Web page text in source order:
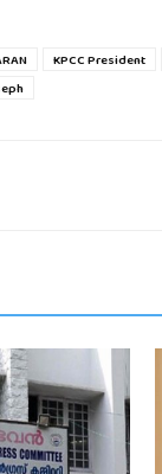
KPCC President